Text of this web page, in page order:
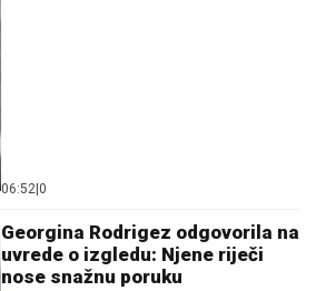
06:52|0
Georgina Rodrigez odgovorila na
uvrede o izgledu: Njene riječi
nose snažnu poruku